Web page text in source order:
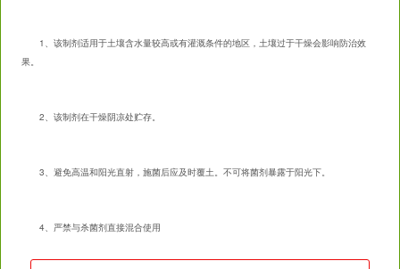
1、该制剂适用于土壤含水量较高或有灌溉条件的地区，土壤过于干燥会影响防治效
果。
2、该制剂在干燥阴凉处贮存。
3、避免高温和阳光直射，施菌后应及时覆土。不可将菌剂暴露于阳光下。
4、严禁与杀菌剂直接混合使用